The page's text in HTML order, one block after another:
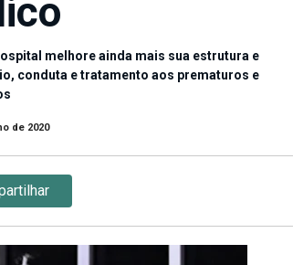
melhore ainda mais sua estrutura e
conduta e tratamento aos prematuros e
de 2020